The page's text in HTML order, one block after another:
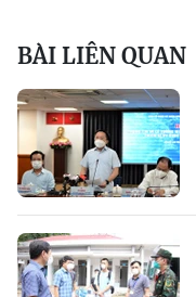
BÀI LIÊN QUAN